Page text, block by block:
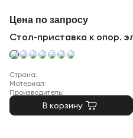
Стол-приставка к опор.
Цена по запросу
В корзину
Страна:
Материал:
Производитель: